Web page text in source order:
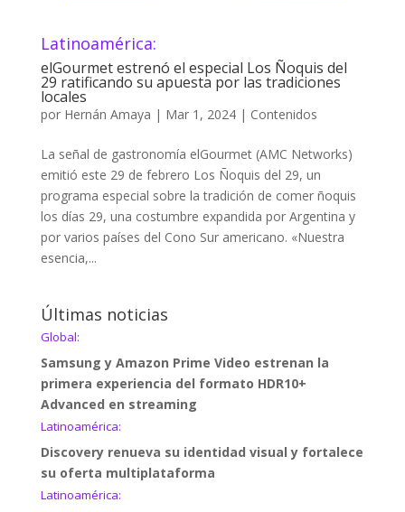
Latinoamérica:
elGourmet estrenó el especial Los Ñoquis del
29 ratificando su apuesta por las tradiciones
locales
por Hernán Amaya | Mar 1, 2024| Contenidos
La señal de gastronomía elGourmet (AMC Networks)
emitió este 29 de febrero Los Ñoquis del 29, un
programa especial sobre la tradición de comer ñoquis
los días 29, una costumbre expandida por Argentina y
por varios países del Cono Sur americano. «Nuestra
esencia,...
Últimas noticias
Global:
Samsung y Amazon Prime Video estrenan la
primera experiencia del formato HDR10+
Advanced en streaming
Latinoamérica:
Discovery renueva su identidad visual y fortalece
su oferta multiplataforma
Latinoamérica: